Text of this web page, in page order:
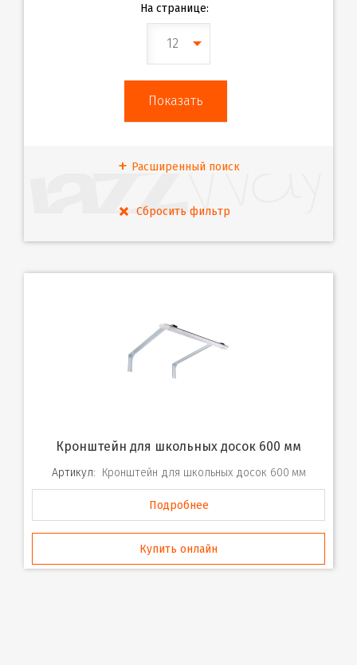
На странице:
12
Расширенный поиск
Кронштейн для школьных досок 600 мм
Артикул: Кронштейн для школьных досок 600 мм
Подробнее
Купить онлайн